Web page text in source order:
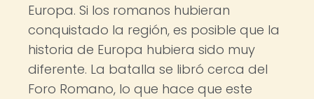
Europa. Si los romanos hubieran
conquistado la región, es posible que la
historia de Europa hubiera sido muy
diferente. La batalla se libró cerca del
Foro Romano, lo que hace que este